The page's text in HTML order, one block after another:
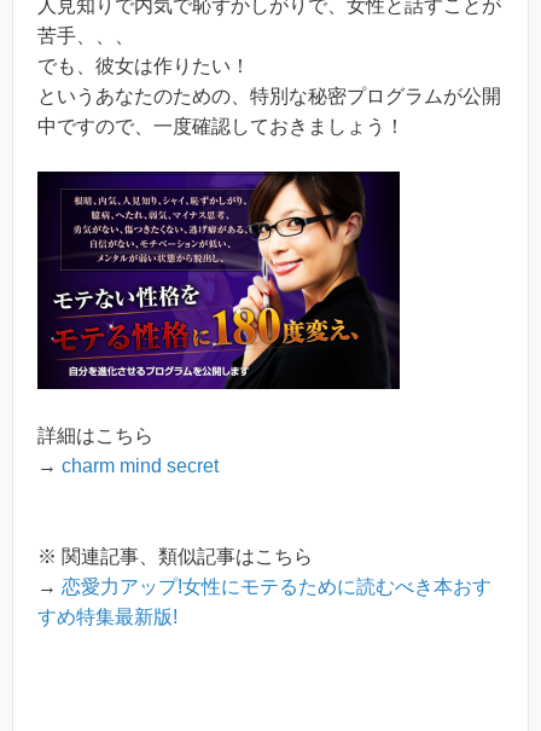
人見知りで内気で恥ずかしがりで、女性と話すことが
苦手、、、
でも、彼女は作りたい！
というあなたのための、特別な秘密プログラムが公開
中ですので、一度確認しておきましょう！
詳細はこちら
→ charm mind secret
※ 関連記事、類似記事はこちら
→ 恋愛力アップ!女性にモテるために読むべき本おす
すめ特集最新版!